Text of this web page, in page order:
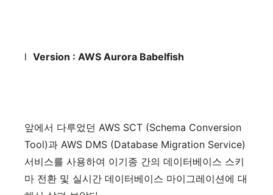
l Version : AWS Aurora Babelfish
앞에서 다루었던 AWS SCT (Schema Conversion
Tool)과 AWS DMS (Database Migration Service)
서비스를 사용하여 이기종 간의 데이터베이스 스키
마 전환 및 실시간 데이터베이스 마이그레이션에 대